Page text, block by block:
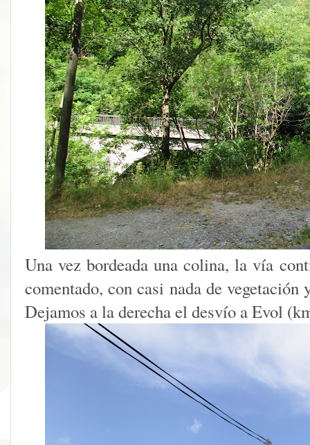
Una vez bordeada una colina, la vía
comentado, con casi nada de
Dejamos a la derecha el desvío a Evol